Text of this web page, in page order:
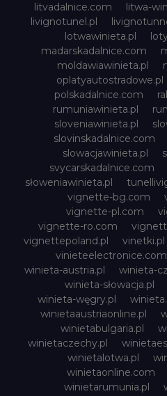
litvadalnice.com
litwa-
livignotunel.pl
lotwawinieta.pl
madarskadalnice.com
moldawiawinieta.pl
oplatyautostradowe.pl
polskadalnice.com
rumuniawinieta.pl
sloveniawinieta.pl
slovinskadalnice.com
slowacjawinieta.pl
svycarskadalnice.com
słoweniawinieta.pl
vignette-bg.com
vignette-pl.com
vignette-ro.com
vignettepoland.pl
vinetki.pl
vinieteelectronice.com
winieta-austria.pl
winieta-
winieta-słowacja.pl
winieta-węgry.pl
winietaaustriaonline.pl
winietabulgaria.pl
winietaczechy.pl
winietalotwa.pl
winietaonline.com
winietarumunia.pl